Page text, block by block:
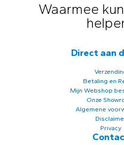
Waarmee
Direct aan
Betaling en
Mijn Webshop
Onze
Algemene
Privacy